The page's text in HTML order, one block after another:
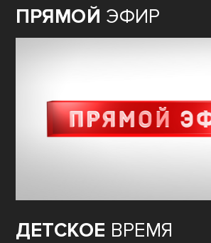
ПРЯМОЙ ЭФИР
ДЕТСКОЕ ВРЕМЯ